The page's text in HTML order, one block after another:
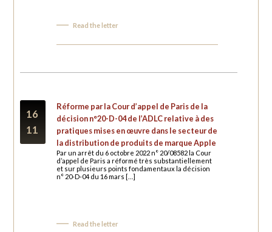
Read the letter
16
11
Réforme par la Cour d’appel de Paris de la
décision n°20-D-04 de l’ADLC relative à des
pratiques mises en œuvre dans le secteur de
la distribution de produits de marque Apple
Par un arrêt du 6 octobre 2022 n° 20/08582 la Cour
d’appel de Paris a réformé très substantiellement
et sur plusieurs points fondamentaux la décision
n° 20-D-04 du 16 mars […]
Read the letter